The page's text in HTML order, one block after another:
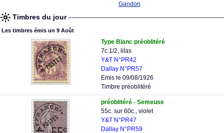
Gandon
Timbres du jour
Les timbres émis un 9 Août
Type Blanc préoblitéré
7c.1/2, lilas
Y&T N°PR42
Dallay N°PR57
Emis le 09/08/1926
Timbre préoblitéré
préoblitéré - Semeuse
55c. sur 60c., violet
Y&T N°PR47
Dallay N°PR59